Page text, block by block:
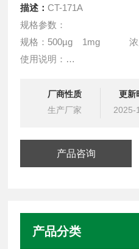
描述：CT-171A
规格参数：
规格：500µg 1mg 浓
使用说明：
菌条件下操作，避免污染
具体用量需通过预实验确定。
厂商性质
生产厂家
更新
2025-
产品咨询
产品分类